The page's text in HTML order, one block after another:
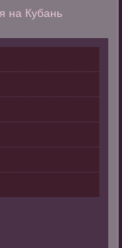
на Кубань